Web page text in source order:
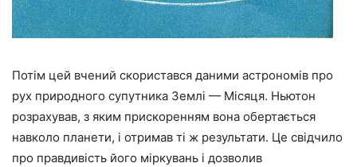
Потім цей вчений скористався даними астрономів про
рух природного супутника Землі — Місяця. Ньютон
розрахував, з яким прискоренням вона обертається
навколо планети, і отримав ті ж результати. Це свідчило
про правдивість його міркувань і дозволив